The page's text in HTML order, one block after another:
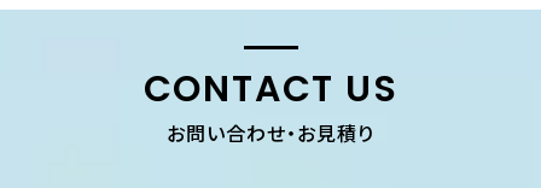
CONTACT US
お問い合わせ・お見積り